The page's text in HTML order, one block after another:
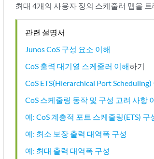
최대 4개의 사용자 정의 스케줄러 맵을
관련 설명서
Junos CoS 구성 요소 이해
CoS 출력 대기열 스케줄러 이해하기
CoS ETS(Hierarchical Port Scheduling)
CoS 스케줄링 동작 및 구성 고려 사항
예: CoS 계층적 포트 스케줄링(ETS) 구
예: 최소 보장 출력 대역폭 구성
예: 최대 출력 대역폭 구성